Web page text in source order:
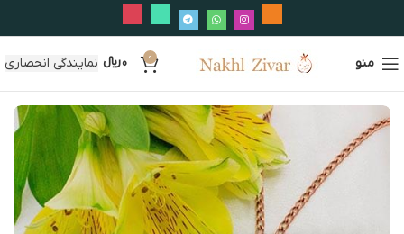
منو 0
0﷼ نمایندگی انحصاری